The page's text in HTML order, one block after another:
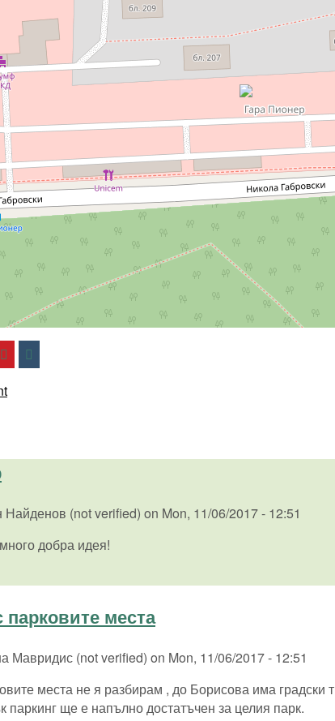
Найденов (not verified) on Mon, 11/06/2017 - 12:51
добра идея!
парковите места
Мавридис (not verified) on Mon, 11/06/2017 - 12:51
места не я разбирам , до Борисова има градски
паркинг ще е напълно достатъчен за целия парк.